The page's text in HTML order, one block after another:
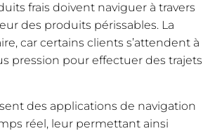
frais doivent naviguer à travers
des produits périssables. La
car certains clients s’attendent à
pression pour effectuer des trajets
des applications de navigation
réel, leur permettant ainsi